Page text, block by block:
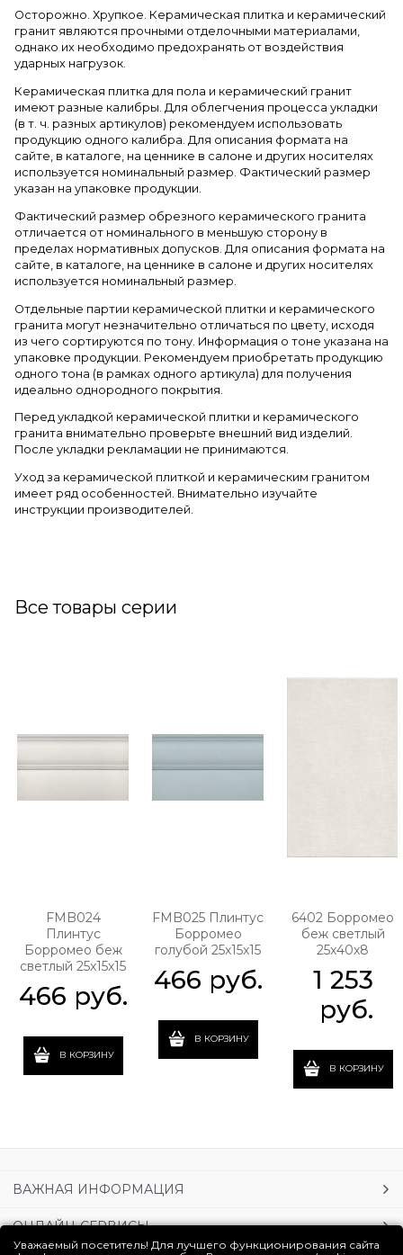
Осторожно. Хрупкое. Керамическая плитка и керамический
гранит являются прочными отделочными материалами,
однако их необходимо предохранять от воздействия
ударных нагрузок.
Керамическая плитка для пола и керамический гранит
имеют разные калибры. Для облегчения процесса укладки
(в т. ч. разных артикулов) рекомендуем использовать
продукцию одного калибра. Для описания формата на
сайте, в каталоге, на ценнике в салоне и других носителях
используется номинальный размер. Фактический размер
указан на упаковке продукции.
Фактический размер обрезного керамического гранита
отличается от номинального в меньшую сторону в
пределах нормативных допусков. Для описания формата на
сайте, в каталоге, на ценнике в салоне и других носителях
используется номинальный размер.
Отдельные партии керамической плитки и керамического
гранита могут незначительно отличаться по цвету, исходя
из чего сортируются по тону. Информация о тоне указана на
упаковке продукции. Рекомендуем приобретать продукцию
одного тона (в рамках одного артикула) для получения
идеально однородного покрытия.
Перед укладкой керамической плитки и керамического
гранита внимательно проверьте внешний вид изделий.
После укладки рекламации не принимаются.
Уход за керамической плиткой и керамическим гранитом
имеет ряд особенностей. Внимательно изучайте
инструкции производителей.
Все товары серии
FMB024
Плинтус
Борромео беж
светлый 25x15x15
466 руб.
В КОРЗИНУ
FMB025 Плинтус
Борромео
голубой 25x15x15
466 руб.
В КОРЗИНУ
6402 Борромео
беж светлый
25x40x8
1 253
руб.
В КОРЗИНУ
ВАЖНАЯ ИНФОРМАЦИЯ
ОНЛАЙН-СЕРВИСЫ
Уважаемый посетитель! Для лучшего функционирования сайта